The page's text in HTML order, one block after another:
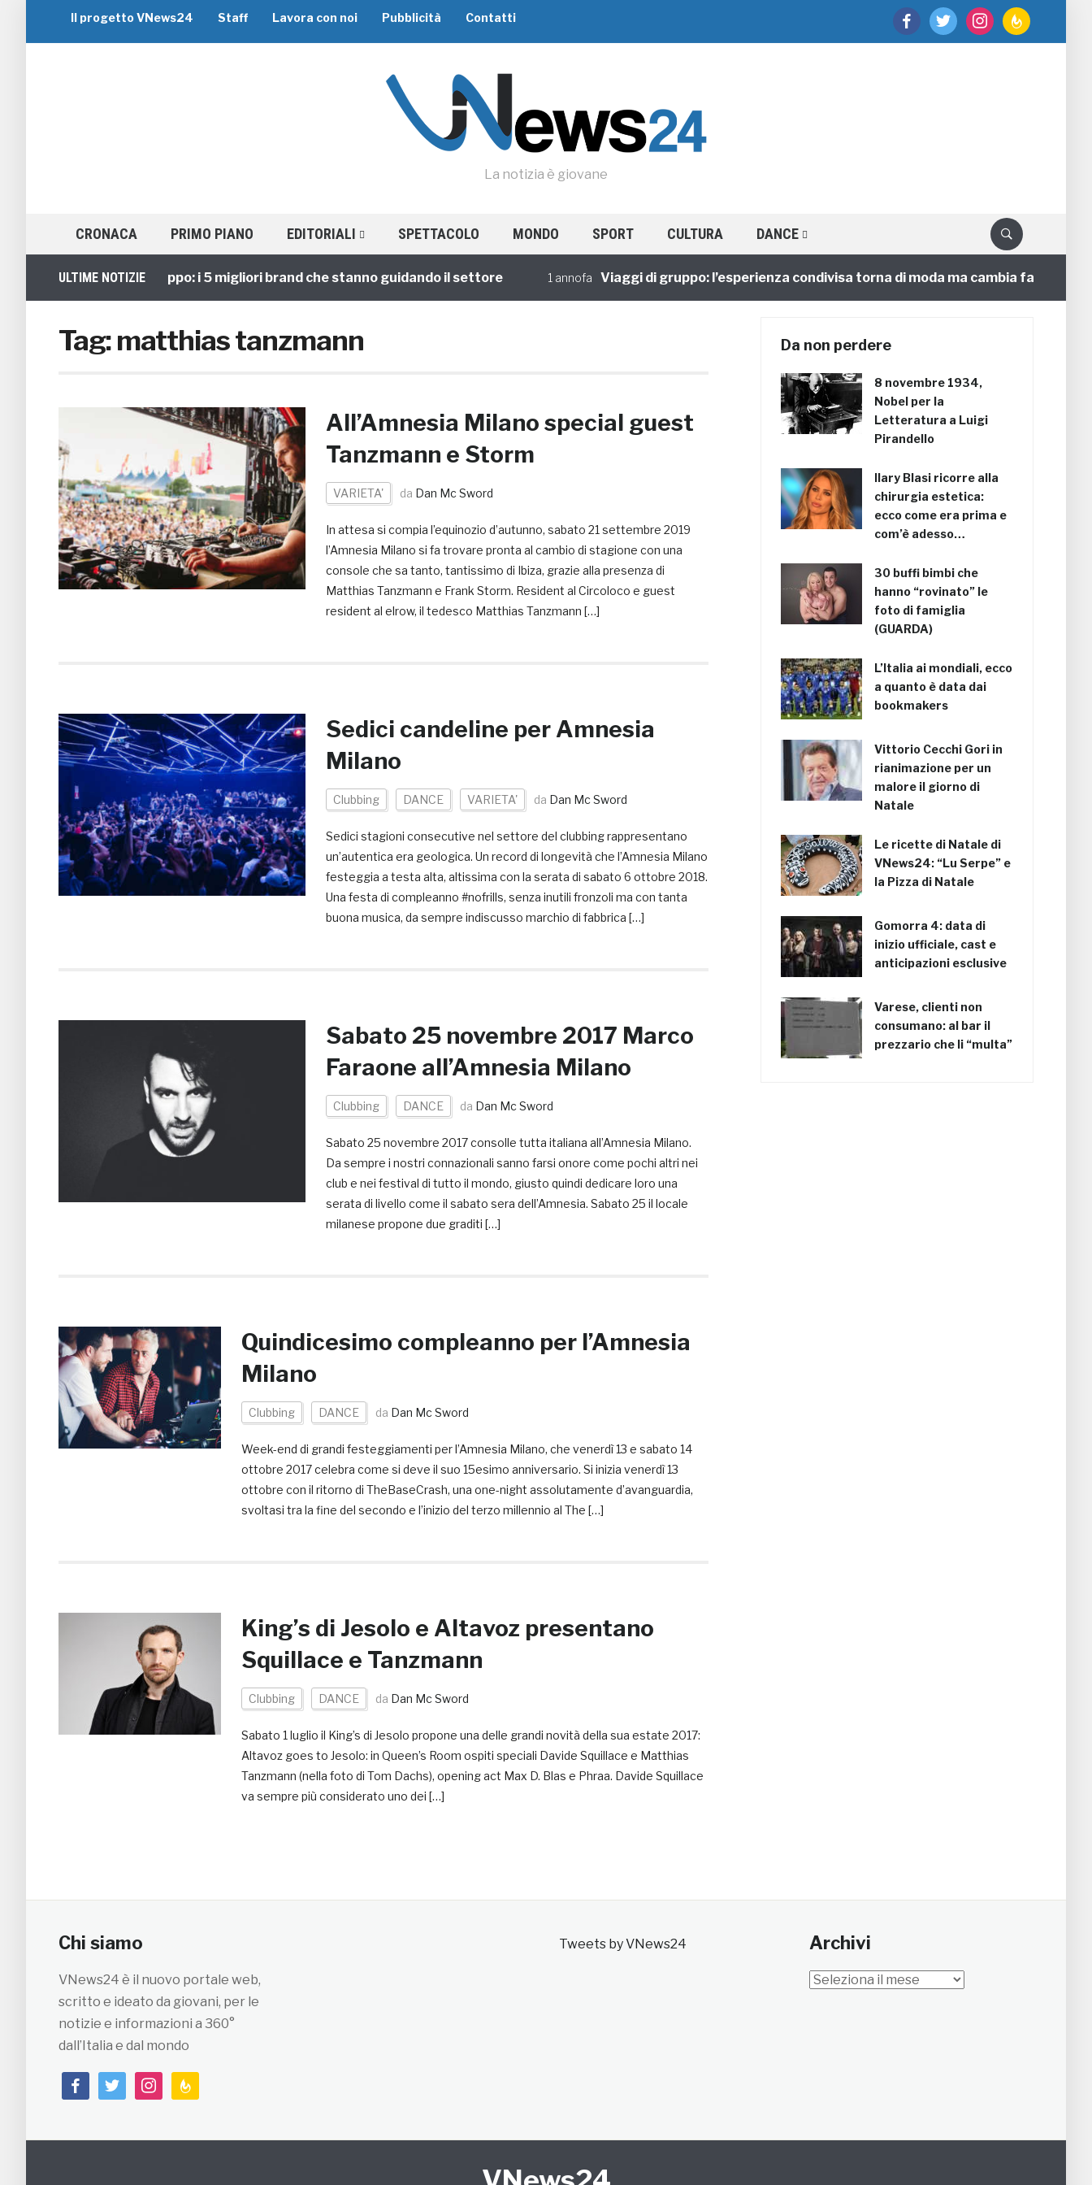
facebooktwitter instagramfeedburner
Il progetto VNews24 Staff Lavora con noi Pubblicità Contatti
La notizia è giovane
CRONACA PRIMO PIANO EDITORIALI SPETTACOLO MONDO SPORT CULTURA DANCE
ULTIME NOTIZIE
Viaggi di Gruppo: i 5 migliori brand che stanno guidando il settore 1 annofa Viaggi di gruppo: l’esperienza condivisa torna di moda ma cambia faccia
Tag:matthias tanzmann
All’Amnesia Milano special guest
Tanzmann e Storm
VARIETA' da Dan Mc Sword
In attesa si compia l’equinozio d’autunno, sabato 21 settembre 2019
l’Amnesia Milano si fa trovare pronta al cambio di stagione con una
console che sa tanto, tantissimo di Ibiza, grazie alla presenza di
Matthias Tanzmann e Frank Storm. Resident al Circoloco e guest
resident al elrow, il tedesco Matthias Tanzmann […]
Sedici candeline per Amnesia
Milano
Clubbing DANCE VARIETA' da Dan Mc Sword
Sedici stagioni consecutive nel settore del clubbing rappresentano
un’autentica era geologica. Un record di longevità che l’Amnesia Milano
festeggia a testa alta, altissima con la serata di sabato 6 ottobre 2018.
Una festa di compleanno #nofrills, senza inutili fronzoli ma con tanta
buona musica, da sempre indiscusso marchio di fabbrica […]
Sabato 25 novembre 2017 Marco
Faraone all’Amnesia Milano
Clubbing DANCE da Dan Mc Sword
Sabato 25 novembre 2017 consolle tutta italiana all’Amnesia Milano.
Da sempre i nostri connazionali sanno farsi onore come pochi altri nei
club e nei festival di tutto il mondo, giusto quindi dedicare loro una
serata di livello come il sabato sera dell’Amnesia. Sabato 25 il locale
milanese propone due graditi […]
Quindicesimo compleanno per l’Amnesia
Milano
Clubbing DANCE da Dan Mc Sword
Week-end di grandi festeggiamenti per l’Amnesia Milano, che venerdì 13 e sabato 14
ottobre 2017 celebra come si deve il suo 15esimo anniversario. Si inizia venerdì 13
ottobre con il ritorno di TheBaseCrash, una one-night assolutamente d’avanguardia,
svoltasi tra la fine del secondo e l’inizio del terzo millennio al The […]
King’s di Jesolo e Altavoz presentano
Squillace e Tanzmann
Clubbing DANCE da Dan Mc Sword
Sabato 1 luglio il King’s di Jesolo propone una delle grandi novità della sua estate 2017:
Altavoz goes to Jesolo: in Queen’s Room ospiti speciali Davide Squillace e Matthias
Tanzmann (nella foto di Tom Dachs), opening act Max D. Blas e Phraa. Davide Squillace
va sempre più considerato uno dei […]
Da non perdere
8 novembre 1934,
Nobel per la
Letteratura a Luigi
Pirandello
Ilary Blasi ricorre alla
chirurgia estetica:
ecco come era prima e
com’è adesso…
30 buffi bimbi che
hanno “rovinato” le
foto di famiglia
(GUARDA)
L’Italia ai mondiali, ecco
a quanto è data dai
bookmakers
Vittorio Cecchi Gori in
rianimazione per un
malore il giorno di
Natale
Le ricette di Natale di
VNews24: “Lu Serpe” e
la Pizza di Natale
Gomorra 4: data di
inizio ufficiale, cast e
anticipazioni esclusive
Varese, clienti non
consumano: al bar il
prezzario che li “multa”
Chi siamo
VNews24 è il nuovo portale web,
scritto e ideato da giovani, per le
notizie e informazioni a 360°
dall’Italia e dal mondo
facebooktwitterinstagramfeedburner
Tweets by VNews24 Archivi
Archivi